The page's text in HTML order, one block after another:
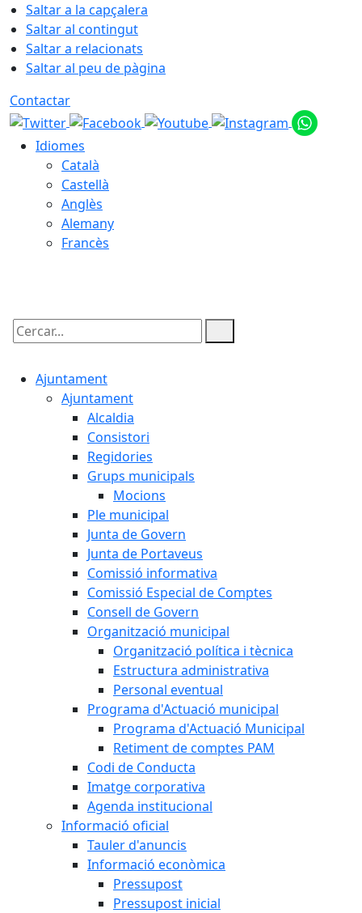
Saltar a la capçalera
Saltar al contingut
Saltar a relacionats
Saltar al peu de pàgina
Contactar
Idiomes
Català
Castellà
Anglès
Alemany
Francès
Cercar:
Ajuntament
Ajuntament
Alcaldia
Consistori
Regidories
Grups municipals
Mocions
Ple municipal
Junta de Govern
Junta de Portaveus
Comissió informativa
Comissió Especial de Comptes
Consell de Govern
Organització municipal
Organització política i tècnica
Estructura administrativa
Personal eventual
Programa d'Actuació municipal
Programa d'Actuació Municipal
Retiment de comptes PAM
Codi de Conducta
Imatge corporativa
Agenda institucional
Informació oficial
Tauler d'anuncis
Informació econòmica
Pressupost
Pressupost inicial